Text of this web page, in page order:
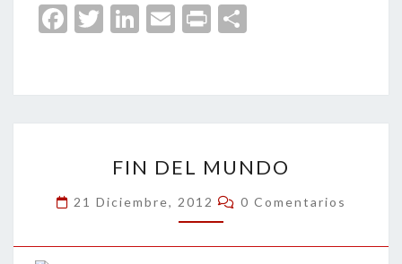
Fa
o
o
T
er
Li
dI
n
E
l
Pr
p
ar
tir
DEL
MUNDO
FIN DEL MUNDO
21 Diciembre, 2012 Comentarios
0 Comentarios